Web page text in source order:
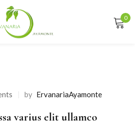
0
by ErvanariaAyamonte
varius elit ullamco
Sign in
LOG IN